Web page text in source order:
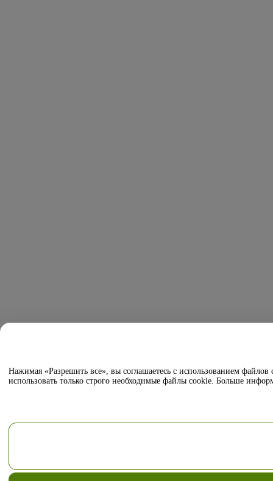
Нажимая «Разрешить все», вы соглашаетесь с использованием
использовать только строго необходимые файлы cookie. Больше